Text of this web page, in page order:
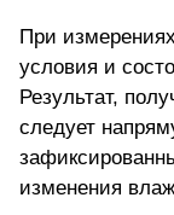
При
условия и
Результат,
следует
изменения